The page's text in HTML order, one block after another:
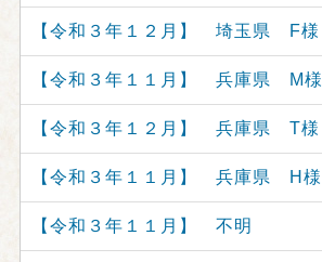
【令和３年１２月】 埼玉県 F様
【令和３年１１月】 兵庫県 M様
【令和３年１２月】 兵庫県 T様
【令和３年１１月】 兵庫県 H様
【令和３年１１月】 不明